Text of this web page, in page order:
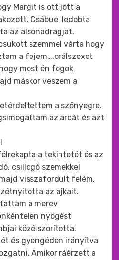
Margit is ott jött a
Csábuel ledobta
az alsónadrágját,
szemmel várta hogy
a fejem….orálszexet
most én fogok
máskor veszem a
a szőnyegre.
az arcát és azt
a tekintetét és az
csillogó szemekkel
visszafordult felém.
az ajkait.
a merev
nyögést
közé szorította.
és gyengéden irányítva
Amikor ráérzett a